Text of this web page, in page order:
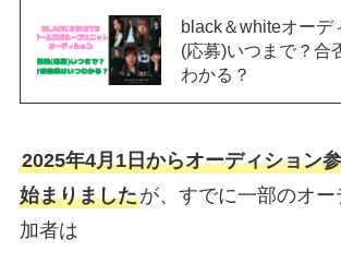
black＆whiteオーデ
(応募)いつまで？合
わかる？
2025年4月1日からオーディション
始まりましたが、すでに一部のオ
加者は